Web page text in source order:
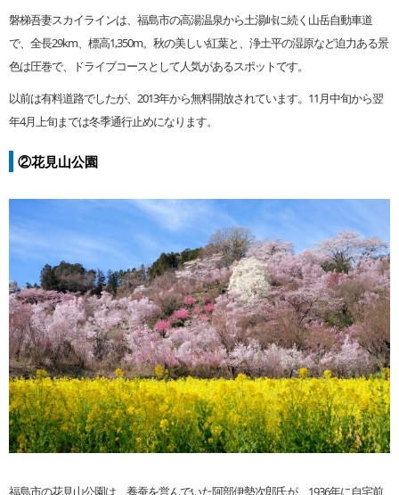
磐梯吾妻スカイラインは、福島市の高湯温泉から土湯峠に続く山岳自動車道
で、全長29km、標高1,350m。秋の美しい紅葉と、浄土平の湿原など迫力ある景
色は圧巻で、ドライブコースとして人気があるスポットです。
以前は有料道路でしたが、2013年から無料開放されています。11月中旬から翌
年4月上旬までは冬季通行止めになります。
②花見山公園
福島市の花見山公園は、養蚕を営んでいた阿部伊勢次郎氏が、1936年に自宅前